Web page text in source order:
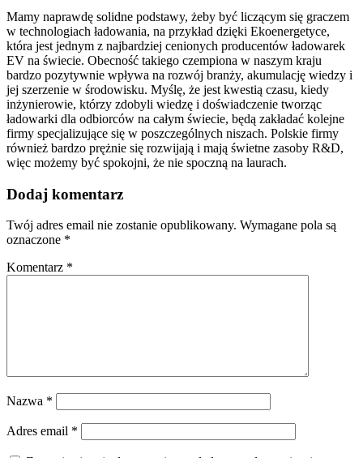
Mamy naprawdę solidne podstawy, żeby być liczącym się graczem
w technologiach ładowania, na przykład dzięki Ekoenergetyce,
która jest jednym z najbardziej cenionych producentów ładowarek
EV na świecie. Obecność takiego czempiona w naszym kraju
bardzo pozytywnie wpływa na rozwój branży, akumulację wiedzy i
jej szerzenie w środowisku. Myślę, że jest kwestią czasu, kiedy
inżynierowie, którzy zdobyli wiedzę i doświadczenie tworząc
ładowarki dla odbiorców na całym świecie, będą zakładać kolejne
firmy specjalizujące się w poszczególnych niszach. Polskie firmy
również bardzo prężnie się rozwijają i mają świetne zasoby R&D,
więc możemy być spokojni, że nie spoczną na laurach.
Dodaj komentarz
Twój adres email nie zostanie opublikowany. Wymagane pola są
oznaczone *
Komentarz *
Nazwa *
Adres email *